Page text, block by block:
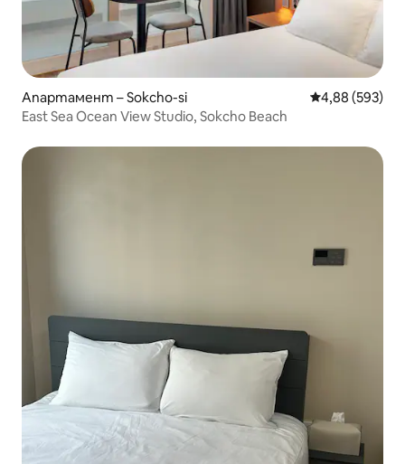
Апартамент – Sokcho-si Средна
4,88 (593)
East Sea Ocean View Studio, Sokcho Beach